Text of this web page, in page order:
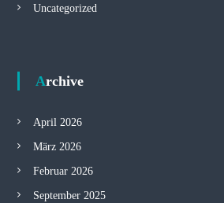
Uncategorized
Archive
April 2026
März 2026
Februar 2026
September 2025